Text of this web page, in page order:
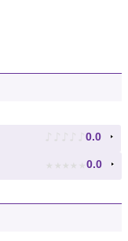
♪ ♪ ♪ ♪ ♪ 0.0
★ ★ ★ ★ ★ 0.0